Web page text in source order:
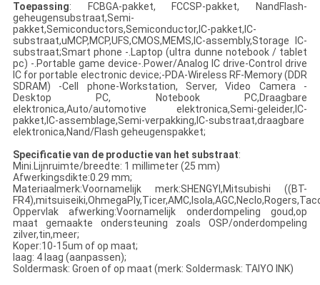
Toepassing: FCBGA-pakket, FCCSP-pakket, NandFlash-
geheugensubstraat,Semi-
pakket,Semiconductors,Semiconductor,IC-pakket,IC-
substraat,uMCP,MCP,UFS,CMOS,MEMS,IC-assembly,Storage IC-
substraat;Smart phone -.Laptop (ultra dunne notebook / tablet
pc) -.Portable game device-.Power/Analog IC drive-Control drive
IC for portable electronic device;-PDA-Wireless RF-Memory (DDR
SDRAM) -Cell phone-Workstation, Server, Video Camera -
Desktop PC, Notebook PC,Draagbare
elektronica,Auto/automotive elektronica,Semi-geleider,IC-
pakket,IC-assemblage,Semi-verpakking,IC-substraat,draagbare
elektronica,Nand/Flash geheugenspakket;
Specificatie van de productie van het substraat:
Mini.Lijnruimte/breedte: 1 millimeter (25 mm)
Afwerkingsdikte:0.29 mm;
Materiaalmerk:Voornamelijk merk:SHENGYI,Mitsubishi ((BT-
Oppervlak afwerking:Voornamelijk onderdompeling goud,op
maat gemaakte ondersteuning zoals OSP/onderdompeling
zilver,tin,meer;
Koper:10-15um of op maat;
laag: 4 laag (aanpassen);
Soldermask: Groen of op maat (merk: Soldermask: TAIYO INK)